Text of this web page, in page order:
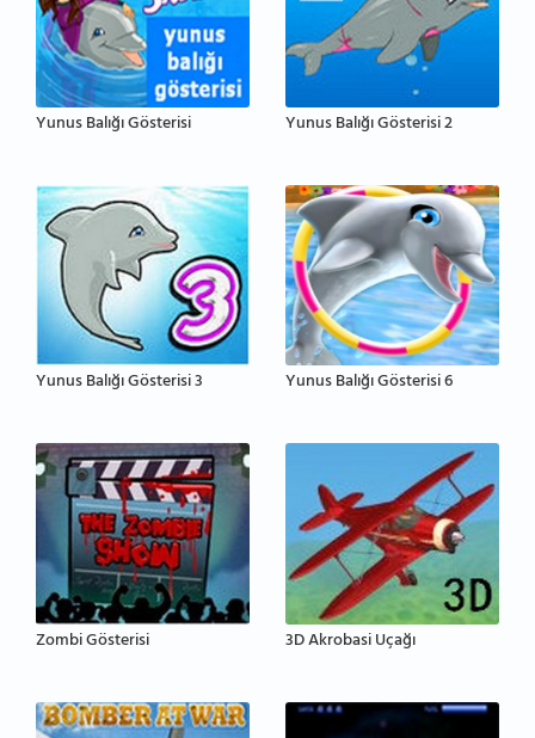
Yunus Balığı Gösterisi Yunus Balığı Gösterisi 2
Yunus Balığı Gösterisi 3 Yunus Balığı Gösterisi 6
Zombi Gösterisi 3D Akrobasi Uçağı